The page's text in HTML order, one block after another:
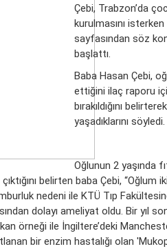
Çebi, Trabzon’da
kurulmasını
sayfasından söz
başlattı.
Baba Hasan Çebi,
ettiğini ilaç raporu
bırakıldığını
yaşadıklarını söyledi.
Oğlunun 2 yaşında
belirten baba Çebi, “Oğlum
nedeni ile KTÜ Tıp
dolayı ameliyat oldu. Bir yıl
örneği ile İngiltere’deki
bir enzim hastalığı olan